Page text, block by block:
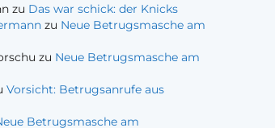
zu Das war schick: der Knicks
zu Neue Betrugsmasche am
zu Neue Betrugsmasche am
Vorsicht: Betrugsanrufe aus
Betrugsmasche am